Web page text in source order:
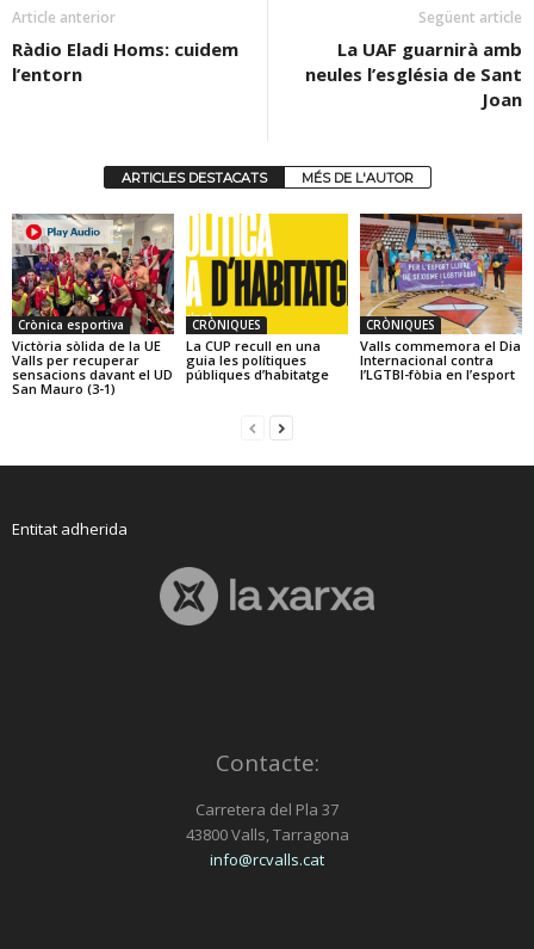
Article anterior
Ràdio Eladi Homs: cuidem
l’entorn
Següent article
La UAF guarnirà amb
neules l’església de Sant
Joan
ARTICLES DESTACATS MÉS DE L'AUTOR
Crònica esportiva
Victòria sòlida de la UE
Valls per recuperar
sensacions davant el UD
San Mauro (3-1)
CRÒNIQUES
La CUP recull en una
guia les polítiques
públiques d’habitatge
CRÒNIQUES
Valls commemora el Dia
Internacional contra
l’LGTBI-fòbia en l’esport
Entitat adherida
Contacte:
Carretera del Pla 37
43800 Valls, Tarragona
info@rcvalls.cat